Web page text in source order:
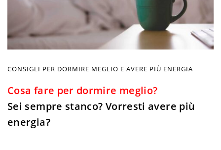
CONSIGLI PER DORMIRE MEGLIO E AVERE PIÙ ENERGIA
Cosa fare per dormire meglio?
Sei sempre stanco? Vorresti avere più
energia?